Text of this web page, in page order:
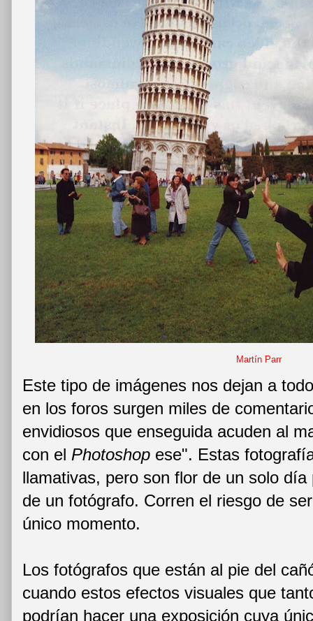
Martín Parr
Este tipo de imágenes nos dejan a
en los foros surgen miles de
envidiosos que enseguida acuden al
con el Photoshop ese". Estas
llamativas, pero son flor de un solo
de un fotógrafo. Corren el riesgo de
único momento.
Los fotógrafos que están al pie del
cuando estos efectos visuales que
podrían hacer una exposición cuya